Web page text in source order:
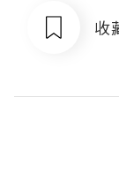
收